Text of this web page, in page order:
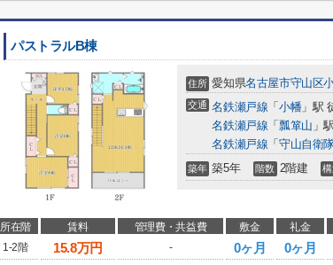
パストラルB棟
住所 愛知県名古屋市守山区
交通 名鉄瀬戸線 「 小幡 」駅
名鉄瀬戸線 「 瓢箪山 」
名鉄瀬戸線 「 守山自衛
築年 築5年 階数 2階建
所在階 賃料 管理費・共益費 敷金 礼金
1-2階
15.8万円 - 0ヶ月 0ヶ月